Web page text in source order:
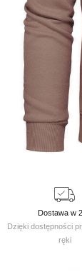
Dostawa w
Dzięki dostępności
ręki